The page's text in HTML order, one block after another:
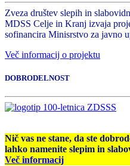
Zveza društev slepih in
MDSS Celje in Kranj izvaja
sofinancira Minisrstvo za javno
Več informacij o projektu
DOBRODELNOST
Nič vas ne stane, da ste
lahko namenite slepim in
Več informacij